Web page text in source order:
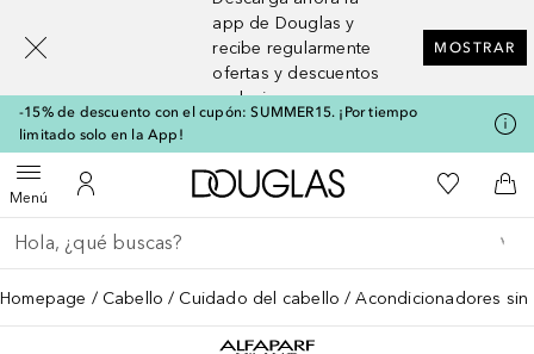
app de Douglas y
recibe regularmente
ofertas y descuentos
exclusivos
MOSTRAR
-15% de descuento con el cupón: SUMMER15. ¡Por tiempo
limitado solo en la App!
MenúAbrir menúMi cuenta
A Douglas HomeMi lista de
A
Regresar
Ejecutar búsqueda
Homepage Cabello Cuidado del cabello Acondicionadores sin
[navigation.slideout.screenreader]